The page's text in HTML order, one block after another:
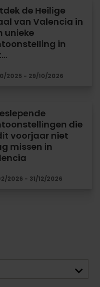
de Heilige
van Valencia in
unieke
in
2025 - 29/10/2026
die
voorjaar niet
missen in
2026 - 31/12/2026